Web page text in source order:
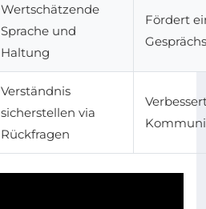
Wertschätzende
Sprache und
Haltung
Fördert
Verständnis
sicherstellen via
Rückfragen